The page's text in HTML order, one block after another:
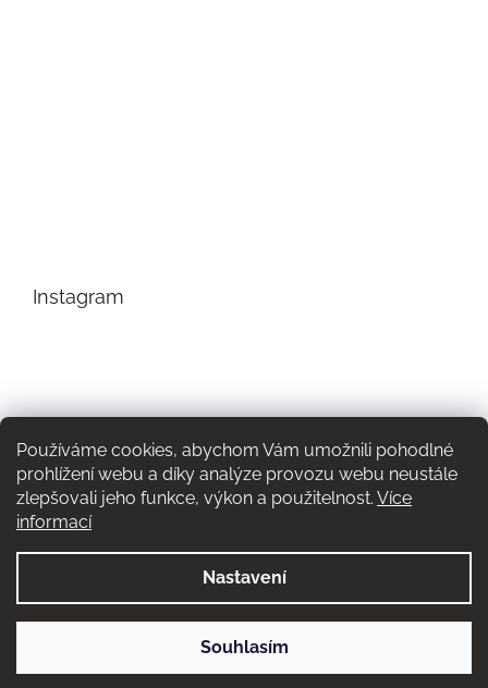
Používáme cookies, abychom Vám umožnili pohodlné
prohlížení webu a díky analýze provozu webu neustále
zlepšovali jeho funkce, výkon a použitelnost. Více
informací
Nastavení
Souhlasím
Instagram
Sledovat na Instagramu